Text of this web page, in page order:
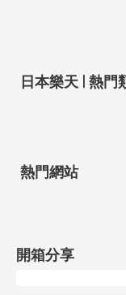
日本樂天 | 熱門
熱門網站
開箱分享